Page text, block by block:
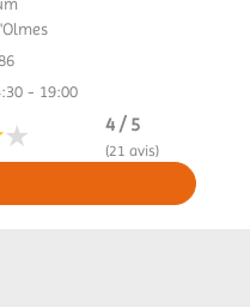
- 19:00
4 / 5
(21 avis)